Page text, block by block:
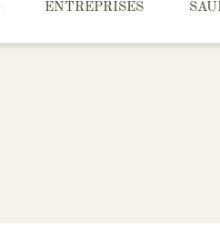
ENTREPRISES